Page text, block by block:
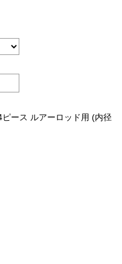
ピース ルアーロッド用 (内径